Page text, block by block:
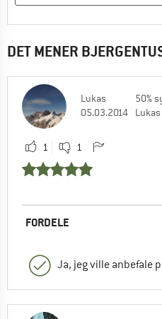
DET MENER
Lukas
05.03.2014
50%
1 1
FORDELE
Ja, jeg ville anbefale